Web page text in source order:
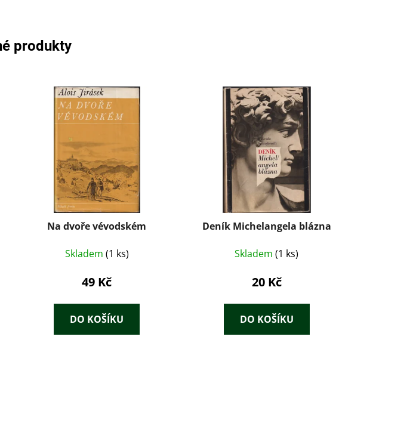
produkty
Na dvoře vévodském
Skladem (1 ks)
49 Kč
DO KOŠÍKU
Deník Michelangela blázna
Skladem(1 ks)
20 Kč
DO KOŠÍKU